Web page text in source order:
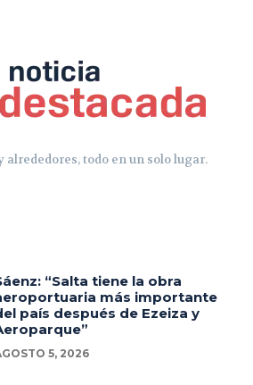
alrededores, todo en un solo lugar.
“Salta tiene la obra
más importante
país después de Ezeiza y
5, 2026